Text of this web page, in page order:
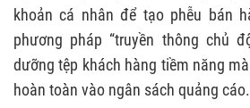
khoản cá nhân để tạo phễu bán
phương pháp “truyền thông chủ
dưỡng tệp khách hàng tiềm năng
hoàn toàn vào ngân sách quảng cáo.